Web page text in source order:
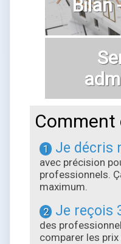
Bilan
Comment
1 Je décris
avec précision
professionnels.
maximum.
2 Je reçois
des
comparer les